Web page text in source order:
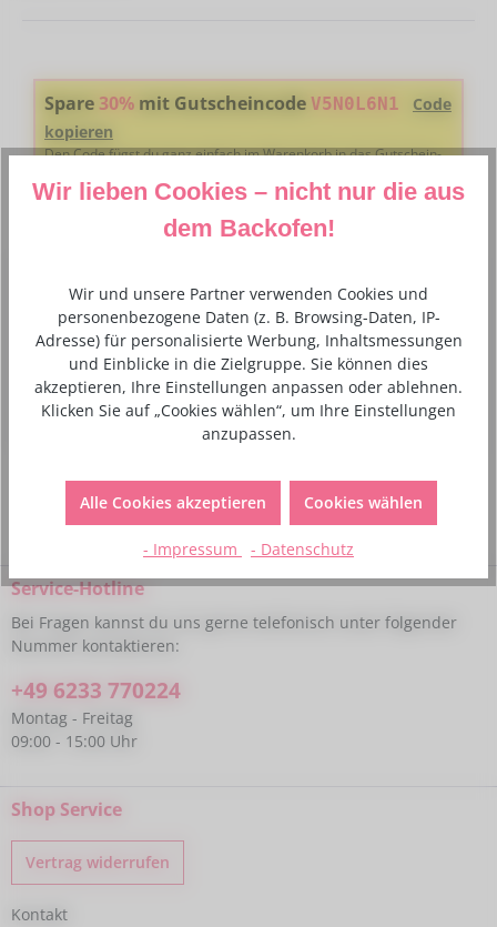
Spare30% mit Gutscheincode V5N0L6N1
Code
kopieren
Den Code fügst du ganz einfach im Warenkorb in das Gutschein-
Beschreibung
Verleihen Sie Ihren hausgemachten Pralinen mit dieser
Schokoladenfarbe von Sugarflair eine schöne metallische
Bronzefarbe. A…Mehr
Verantwortlicher Lebensmittelunternehmer
Service-Hotline
Bei Fragen kannst du uns gerne telefonisch unter folgender
Nummer kontaktieren:
+49 6233 770224
Montag - Freitag
09:00 - 15:00 Uhr
Shop Service
Vertrag widerrufen
Kontakt
Wir lieben Cookies – nicht nur die aus
dem Backofen!
Wir und unsere Partner verwenden Cookies und
personenbezogene Daten (z. B. Browsing-Daten, IP-
Adresse) für personalisierte Werbung, Inhaltsmessungen
und Einblicke in die Zielgruppe. Sie können dies
akzeptieren, Ihre Einstellungen anpassen oder ablehnen.
Klicken Sie auf „Cookies wählen“, um Ihre Einstellungen
anzupassen.
Alle Cookies akzeptieren Cookies wählen
- Impressum - Datenschutz